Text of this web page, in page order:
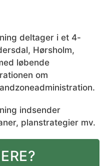
deltager i et 4-
Hørsholm,
løbende
om
indsender
planstrategier mv.